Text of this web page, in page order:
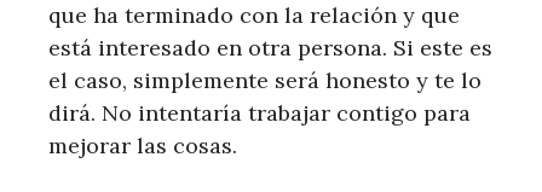
que ha terminado con la relación y que
está interesado en otra persona. Si este es
el caso, simplemente será honesto y te lo
dirá. No intentaría trabajar contigo para
mejorar las cosas.